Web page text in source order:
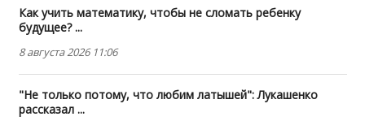
Как учить математику, чтобы не сломать ребенку
будущее? ...
8 августа 2026 11:06
"Не только потому, что любим латышей": Лукашенко
рассказал ...